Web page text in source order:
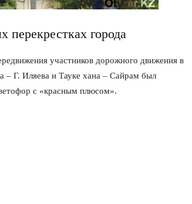
перекрестках города
участников дорожного движения в
– Г. Иляева и Тауке хана – Сайрам был
с «красным плюсом».